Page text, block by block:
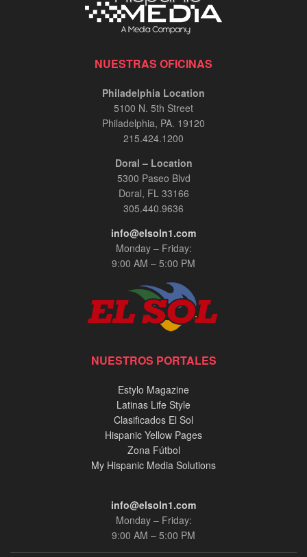
NUESTRAS OFICINAS
Philadelphia Location
5100 N. 5th Street
Philadelphia, PA. 19120
215.424.1200
Doral – Location
5300 Paseo Blvd
Doral, FL 33166
305.440.9636
info@elsoln1.com
Monday – Friday:
9:00 AM – 5:00 PM
NUESTROS PORTALES
Estylo Magazine
Latinas Life Style
Clasificados El Sol
Hispanic Yellow Pages
Zona Fútbol
My Hispanic Media Solutions
info@elsoln1.com
Monday – Friday:
9:00 AM – 5:00 PM